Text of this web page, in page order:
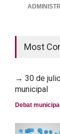
municipal
Most
→ 30 de
municipal
Debat municipal